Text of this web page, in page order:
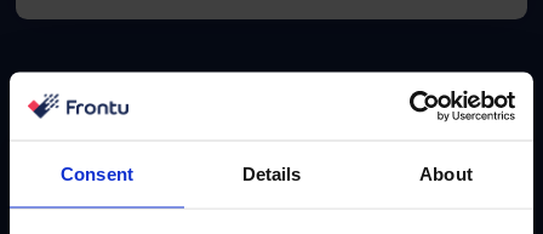
Consent Details About
Joukkueesi kuukausittainen etu